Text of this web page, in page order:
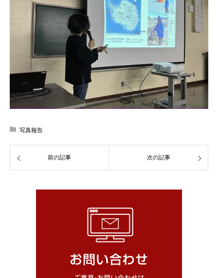
写真報告
前の記事 次の記事